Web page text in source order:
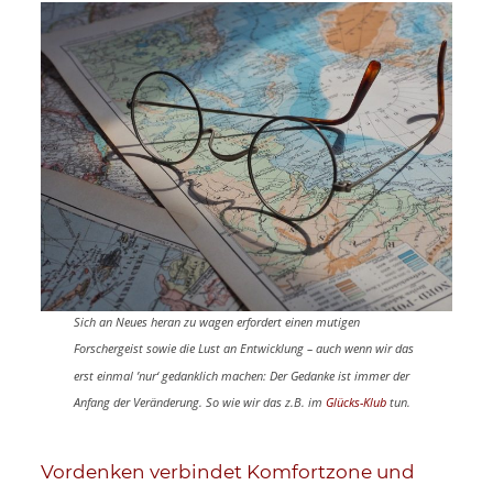
Sich an Neues heran zu wagen erfordert einen mutigen
Forschergeist sowie die Lust an Entwicklung – auch wenn wir das
erst einmal ’nur‘ gedanklich machen: Der Gedanke ist immer der
Anfang der Veränderung. So wie wir das z.B. im Glücks-Klubtun.
Vordenken verbindet Komfortzone und